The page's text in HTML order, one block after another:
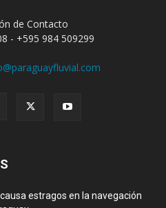
de Contacto
- +595 984 509299
estragos en la navegación